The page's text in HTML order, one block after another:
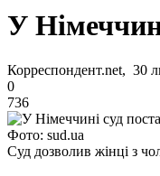
У
Корреспондент.net, 30
0
736
Фото: sud.ua
Суд дозволив жінці з